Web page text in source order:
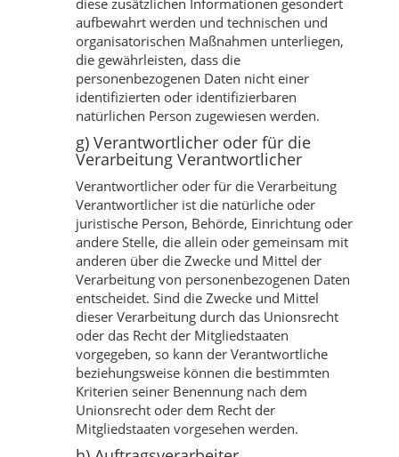
aufbewahrt werden und technischen und
organisatorischen Maßnahmen unterliegen,
die gewährleisten, dass die
personenbezogenen Daten nicht einer
identifizierten oder identifizierbaren
natürlichen Person zugewiesen werden.
g) Verantwortlicher oder für die
Verarbeitung Verantwortlicher
Verantwortlicher oder für die Verarbeitung
Verantwortlicher ist die natürliche oder
juristische Person, Behörde, Einrichtung oder
andere Stelle, die allein oder gemeinsam mit
anderen über die Zwecke und Mittel der
Verarbeitung von personenbezogenen Daten
entscheidet. Sind die Zwecke und Mittel
dieser Verarbeitung durch das Unionsrecht
oder das Recht der Mitgliedstaaten
vorgegeben, so kann der Verantwortliche
beziehungsweise können die bestimmten
Kriterien seiner Benennung nach dem
Unionsrecht oder dem Recht der
Mitgliedstaaten vorgesehen werden.